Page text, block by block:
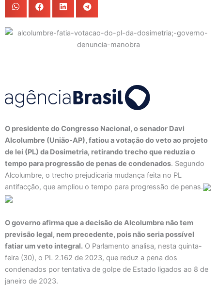
O presidente do Congresso Nacional, o senador Davi
Alcolumbre (União-AP), fatiou a votação do veto ao projeto
de lei (PL) da Dosimetria, retirando trecho que reduzia o
tempo para progressão de penas de condenados. Segundo
Alcolumbre, o trecho prejudicaria mudança feita no PL
antifacção, que ampliou o tempo para progressão de penas.
O governo afirma que a decisão de Alcolumbre não tem
previsão legal, nem precedente, pois não seria possível
fatiar um veto integral. O Parlamento analisa, nesta quinta-
feira (30), o PL 2.162 de 2023, que reduz a pena dos
condenados por tentativa de golpe de Estado ligados ao 8 de
janeiro de 2023.